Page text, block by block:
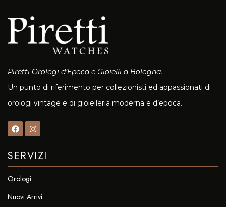
Piretti Orologi d’Epoca e Gioielli a Bologna.
Un punto di riferimento per collezionisti ed appassionati di
orologi vintage e di gioielleria moderna e d’epoca.
SERVIZI
Orologi
Nuovi Arrivi